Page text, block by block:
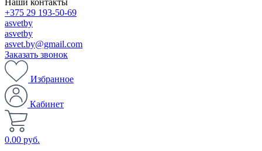
Наши контакты
+375 29 193-50-69
asvetby
asvetby
asvet.by@gmail.com
Заказать звонок
Избранное
Кабинет
0.00 руб.